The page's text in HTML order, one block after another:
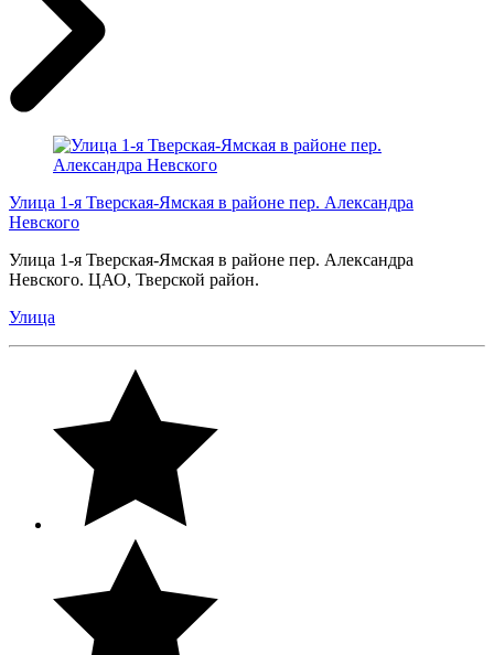
Улица 1-я Тверская-Ямская в районе пер. Александра
Невского
Улица 1-я Тверская-Ямская в районе пер. Александра
Невского. ЦАО, Тверской район.
Улица